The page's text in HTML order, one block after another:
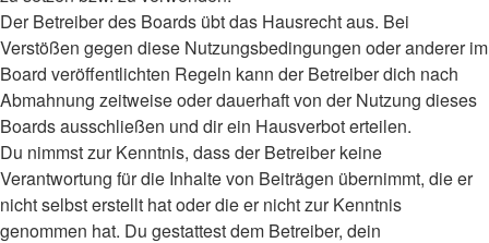
Der Betreiber des Boards übt das Hausrecht aus. Bei
Verstößen gegen diese Nutzungsbedingungen oder anderer im
Board veröffentlichten Regeln kann der Betreiber dich nach
Abmahnung zeitweise oder dauerhaft von der Nutzung dieses
Boards ausschließen und dir ein Hausverbot erteilen.
Du nimmst zur Kenntnis, dass der Betreiber keine
Verantwortung für die Inhalte von Beiträgen übernimmt, die er
nicht selbst erstellt hat oder die er nicht zur Kenntnis
genommen hat. Du gestattest dem Betreiber, dein